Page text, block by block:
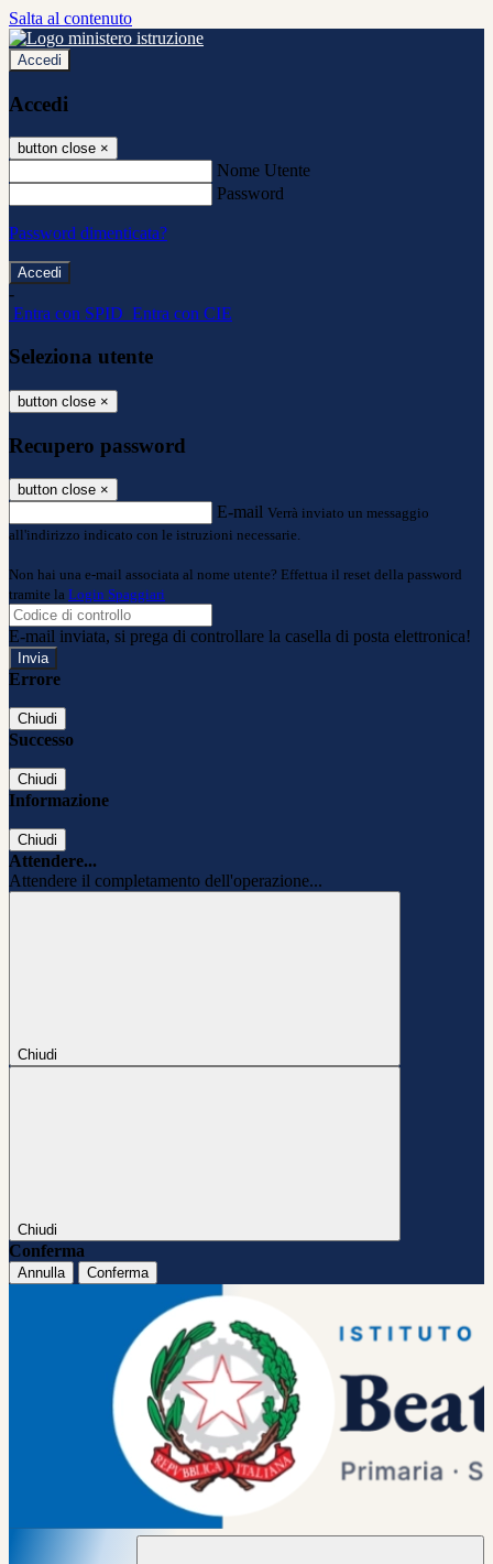
Salta al contenuto
Accedi
Accedi
button close ×
Nome Utente
Password
Password dimenticata?
-
Entra con SPID Entra con CIE
Seleziona utente
button close ×
Recupero password
button close ×
E-mail Verrà inviato un messaggio
all'indirizzo indicato con le istruzioni necessarie.
Non hai una e-mail associata al nome utente? Effettua il reset della password
tramite la Login Spaggiari
E-mail inviata, si prega di controllare la casella di posta elettronica!
Errore
Chiudi
Successo
Chiudi
Informazione
Chiudi
Attendere...
Attendere il completamento dell'operazione...
Chiudi
Chiudi
Conferma
Annulla Conferma